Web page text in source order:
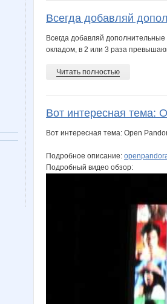
Всегда добавляй
Всегда добавляй
окладом, в 2 или 3 раза
Читать полностью
Вот интересная тема:
Вот интересная тема: Open
Подробное описание:
Подробный видео обзор: